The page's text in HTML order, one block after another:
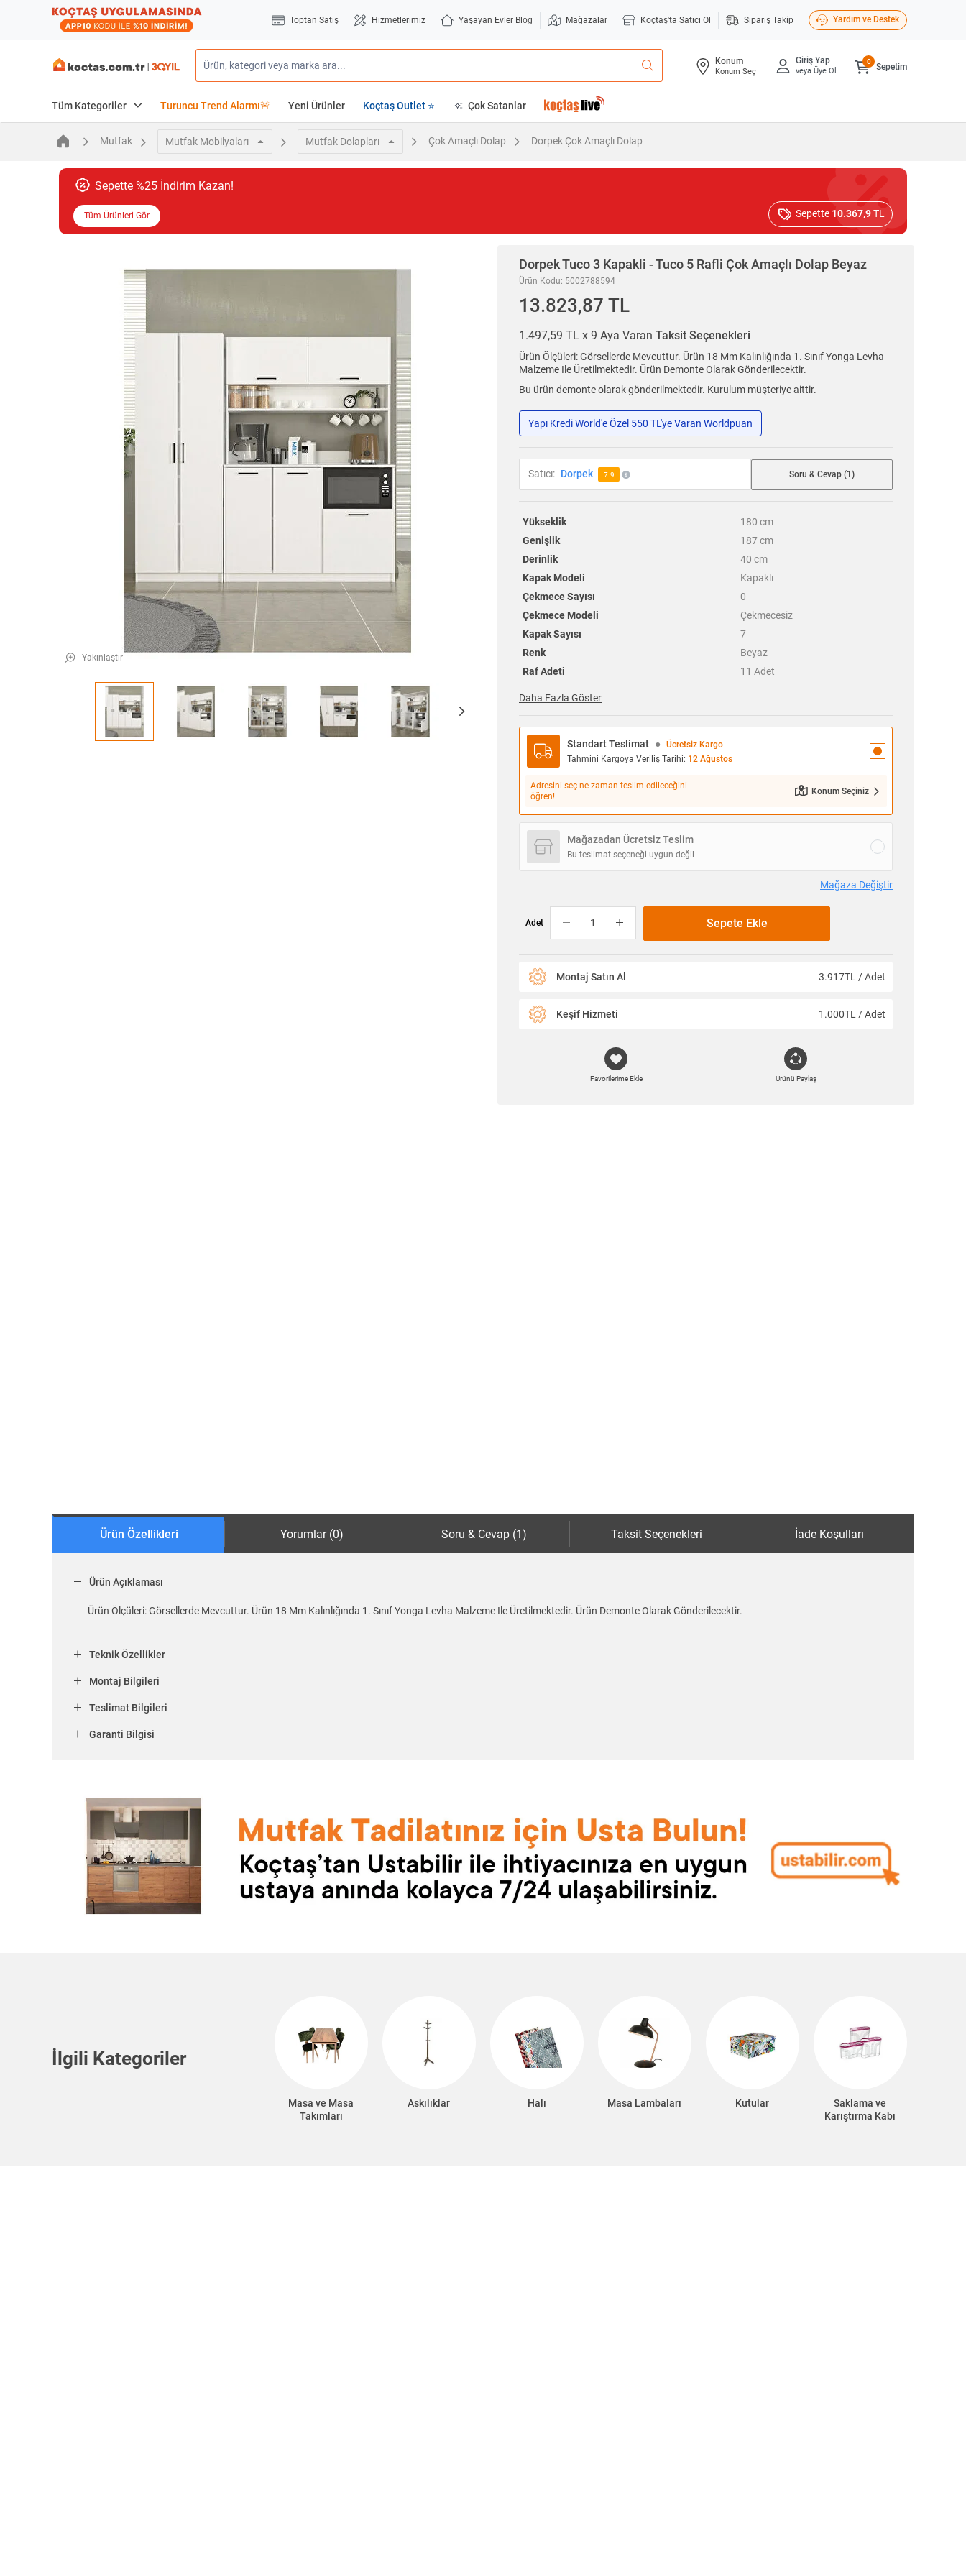
Toptan Satış Hizmetlerimiz Yaşayan Evler Blog Mağazalar Koçtaş'ta Satıcı Ol Sipariş Takip Yardım ve Destek
Konum
Konum Seç
Giriş Yap
veya Üye Ol Sepetim
0
Tüm Kategoriler Turuncu Trend Alarmı🚨 Yeni Ürünler Koçtaş Outlet ⭐ Çok Satanlar
Mutfak Mutfak Mobilyaları Mutfak Dolapları Çok Amaçlı Dolap Dorpek Çok Amaçlı Dolap
Sepette %25 İndirim Kazan!
Tüm Ürünleri Gör Sepette 10.367,9TL
Yakınlaştır
DorpekTuco 3 Kapakli - Tuco 5 Rafli Çok Amaçlı Dolap Beyaz
Ürün Kodu: 5002788594
13.823,87 TL
1.497,59 TL x 9 Aya Varan Taksit Seçenekleri
Ürün Ölçüleri: Görsellerde Mevcuttur. Ürün 18 Mm Kalınlığında 1. Sınıf Yonga Levha
Malzeme Ile Üretilmektedir. Ürün Demonte Olarak Gönderilecektir.
Bu ürün demonte olarak gönderilmektedir. Kurulum müşteriye aittir.
Yapı Kredi World'e Özel 550 TL'ye Varan Worldpuan
Satıcı: Dorpek 7.9 Soru & Cevap (1)
Yükseklik 180 cm
Genişlik
187 cm
Derinlik
40 cm
Kapak Modeli
Kapaklı
Çekmece Sayısı
0
Çekmece Modeli
Çekmecesiz
Kapak Sayısı
7
Renk
Beyaz
Raf Adeti
11 Adet
Daha Fazla Göster
Standart Teslimat ●
Ücretsiz Kargo
Tahmini Kargoya Veriliş Tarihi: 12 Ağustos
Adresini seç ne zaman teslim edileceğini
öğren!
Konum Seçiniz
Mağazadan Ücretsiz Teslim
Bu teslimat seçeneği uygun değil
Mağaza Değiştir
Adet Sepete Ekle
Montaj Satın Al 3.917TL / Adet
Keşif Hizmeti 1.000TL / Adet
Favorilerime Ekle Ürünü Paylaş
Ürün Özellikleri Yorumlar (0) Soru & Cevap (1) Taksit Seçenekleri İade Koşulları
Ürün Açıklaması
Ürün Ölçüleri: Görsellerde Mevcuttur. Ürün 18 Mm Kalınlığında 1. Sınıf Yonga Levha Malzeme Ile Üretilmektedir. Ürün Demonte Olarak Gönderilecektir.
Teknik Özellikler
Montaj Bilgileri
Teslimat Bilgileri
Garanti Bilgisi
İlgili Kategoriler
Masa ve Masa
Takımları
Askılıklar Halı Masa Lambaları Kutular
Saklama ve
Karıştırma Kabı